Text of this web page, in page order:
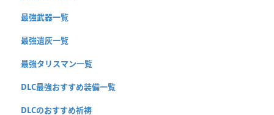
最強武器一覧
最強遺灰一覧
最強タリスマン一覧
DLC最強おすすめ装備一覧
DLCのおすすめ祈祷